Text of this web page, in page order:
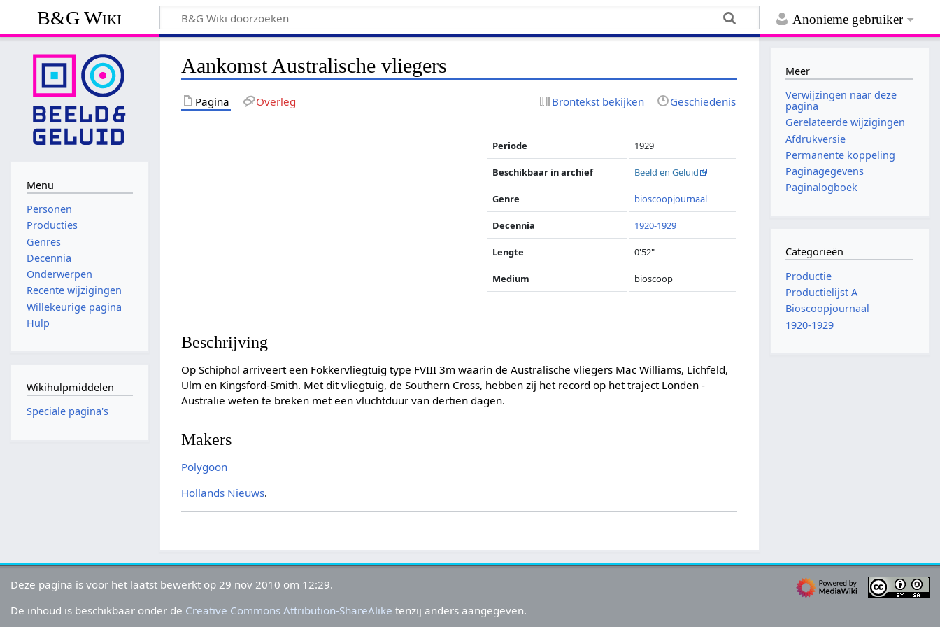
Anonieme gebruiker
B&G Wiki
Aankomst Australische vliegers
Pagina Overleg Brontekst bekijken Geschiedenis
Periode 1929
Beschikbaar in archief Beeld en Geluid
Genre bioscoopjournaal
Decennia 1920-1929
Lengte 0'52"
Medium bioscoop
Beschrijving
Op Schiphol arriveert een Fokkervliegtuig type FVIII 3m waarin de Australische vliegers Mac Williams, Lichfeld,
Ulm en Kingsford-Smith. Met dit vliegtuig, de Southern Cross, hebben zij het record op het traject Londen -
Australie weten te breken met een vluchtduur van dertien dagen.
Makers
Polygoon
Hollands Nieuws.
Menu
Personen
Producties
Genres
Decennia
Onderwerpen
Recente wijzigingen
Willekeurige pagina
Hulp
Wikihulpmiddelen
Speciale pagina's
Meer
Verwijzingen naar deze
pagina
Gerelateerde wijzigingen
Afdrukversie
Permanente koppeling
Paginagegevens
Paginalogboek
Categorieën
Productie
Productielijst A
Bioscoopjournaal
1920-1929
Deze pagina is voor het laatst bewerkt op 29 nov 2010 om 12:29.
De inhoud is beschikbaar onder de Creative Commons Attribution-ShareAlike tenzij anders aangegeven.